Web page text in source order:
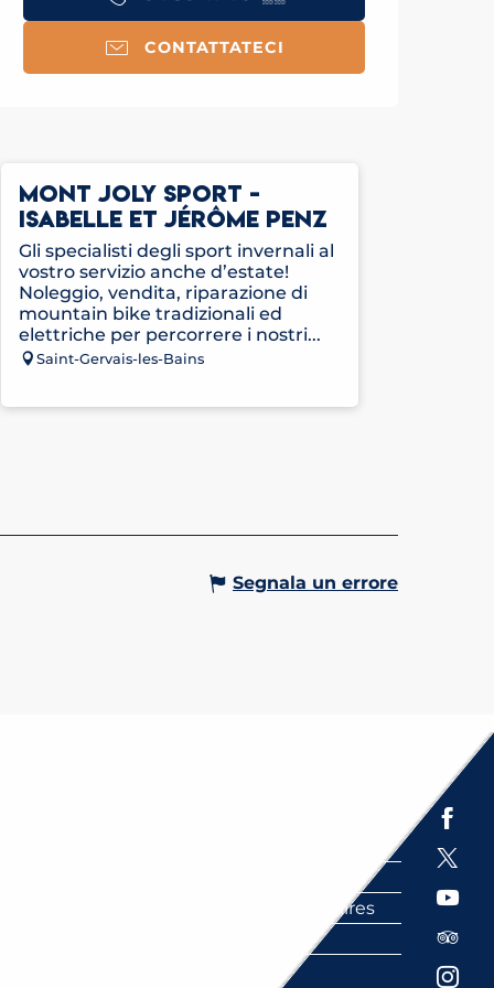
CONTATTATECI
MONT JOLY SPORT -
ISABELLE ET JÉRÔME PENZ
Gli specialisti degli sport invernali al
vostro servizio anche d’estate!
Noleggio, vendita, riparazione di
mountain bike tradizionali ed
elettriche per percorrere i nostri...
Saint-Gervais-les-Bains
Segnala un errore
Partenaires